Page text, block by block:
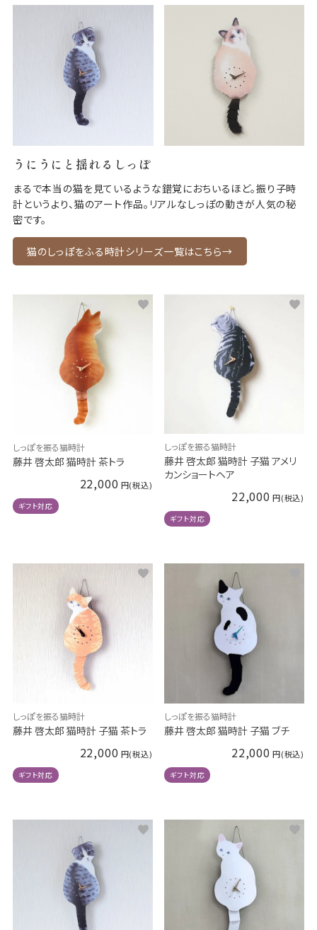
うにうにと揺れるしっぽ
まるで本当の猫を見ているような錯覚におちいるほど。振り子時
計というより、猫のアート作品。リアルなしっぽの動きが人気の秘
密です。
猫のしっぽをふる時計シリーズ一覧はこちら→
しっぽを振る猫時計
藤井 啓太郎 猫時計 茶トラ
22,000
ギフト対応
しっぽを振る猫時計
藤井 啓太郎 猫時計 子猫 アメリ
カンショートヘア
22,000
ギフト対応
しっぽを振る猫時計
藤井 啓太郎 猫時計 子猫 茶トラ
22,000
ギフト対応
しっぽを振る猫時計
藤井 啓太郎 猫時計 子猫 ブチ
22,000
ギフト対応